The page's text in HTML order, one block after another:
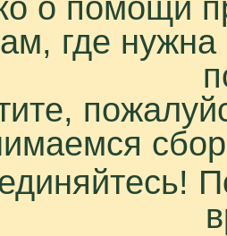
о помощи
где